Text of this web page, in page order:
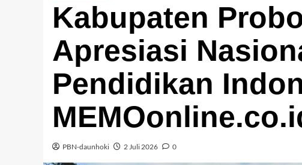
Kabupaten
Apresiasi
Pendidikan
PBN-daunhoki 2 Juli 2026 0